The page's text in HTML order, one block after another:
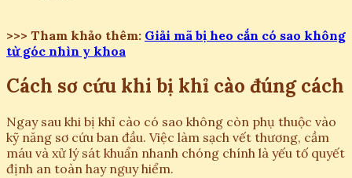
>>> Tham khảo thêm: Giải mã bị heo cắn có sao không
từ góc nhìn y khoa
Cách sơ cứu khi bị khỉ cào đúng cách
Ngay sau khi bị khỉ cào có sao không còn phụ thuộc vào
kỹ năng sơ cứu ban đầu. Việc làm sạch vết thương, cầm
máu và xử lý sát khuẩn nhanh chóng chính là yếu tố quyết
định an toàn hay nguy hiểm.